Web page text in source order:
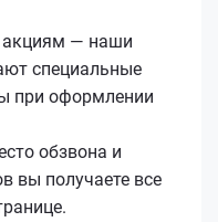
— наши
специальные
при оформлении
обзвона и
вы получаете все